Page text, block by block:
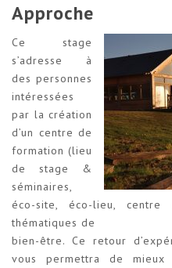
Approche
Ce stage
s’adresse à
des personnes
intéressées
par la création
d’un centre de
formation (lieu
de stage &
séminaires,
éco-site, éco-lieu, centre
thématiques de
bien-être. Ce retour
vous permettra de mieux